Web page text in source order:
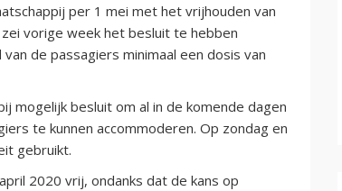
per 1 mei met het vrijhouden van
vorige week het besluit te hebben
de passagiers minimaal een dosis van
mogelijk besluit om al in de komende dagen
te kunnen accommoderen. Op zondag en
gebruikt.
2020 vrij, ondanks dat de kans op